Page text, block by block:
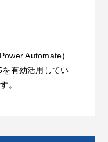
Automate)
有効活用してい
。